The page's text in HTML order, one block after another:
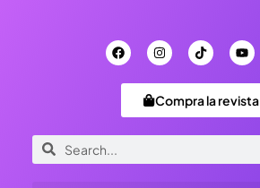
Compra la revista